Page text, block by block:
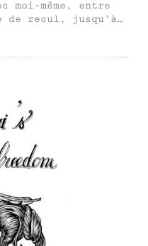
moi-même, entre
de recul, jusqu’à…